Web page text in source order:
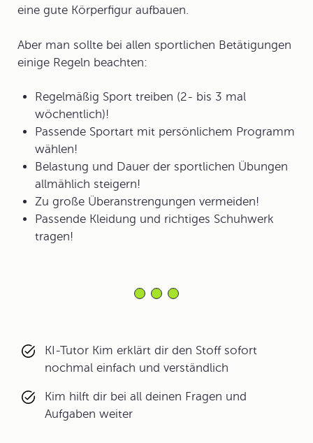
eine gute Körperfigur aufbauen.
Aber man sollte bei allen sportlichen Betätigungen
einige Regeln beachten:
Regelmäßig Sport treiben (2- bis 3 mal
wöchentlich)!
Passende Sportart mit persönlichem Programm
wählen!
Belastung und Dauer der sportlichen Übungen
allmählich steigern!
Zu große Überanstrengungen vermeiden!
Passende Kleidung und richtiges Schuhwerk
tragen!
KI-Tutor Kim erklärt dir den Stoff sofort
nochmal einfach und verständlich
Kim hilft dir bei all deinen Fragen und
Aufgaben weiter